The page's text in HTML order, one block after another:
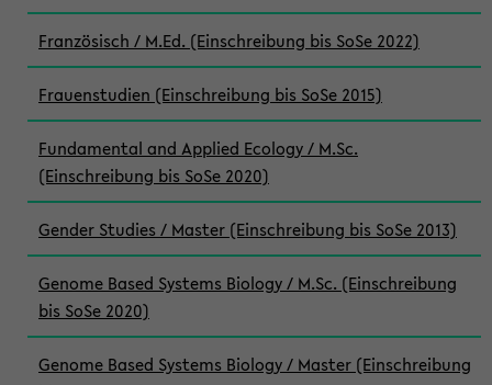
Französisch / M.Ed. (Einschreibung bis SoSe 2022)
Frauenstudien (Einschreibung bis SoSe 2015)
Fundamental and Applied Ecology / M.Sc.
(Einschreibung bis SoSe 2020)
Gender Studies / Master (Einschreibung bis SoSe 2013)
Genome Based Systems Biology / M.Sc. (Einschreibung
bis SoSe 2020)
Genome Based Systems Biology / Master (Einschreibung